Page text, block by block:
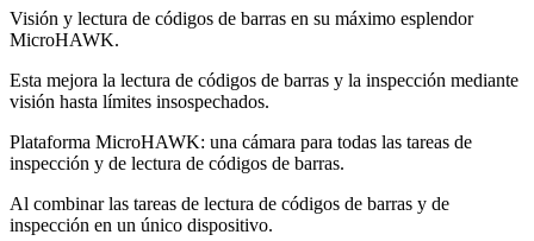
Visión y lectura de códigos de barras en su máximo esplendor
MicroHAWK.
Esta mejora la lectura de códigos de barras y la inspección mediante
visión hasta límites insospechados.
Plataforma MicroHAWK: una cámara para todas las tareas de
inspección y de lectura de códigos de barras.
Al combinar las tareas de lectura de códigos de barras y de
inspección en un único dispositivo.